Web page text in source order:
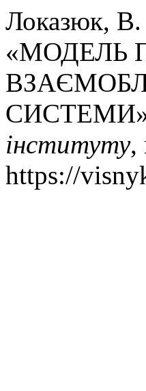
Локазюк,
«МОДЕЛЬ
інституту,
https://